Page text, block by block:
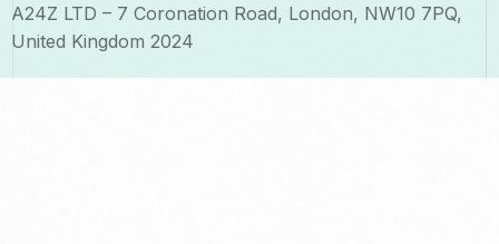
A24Z LTD – 7 Coronation Road, London, NW10 7PQ,
United Kingdom 2024